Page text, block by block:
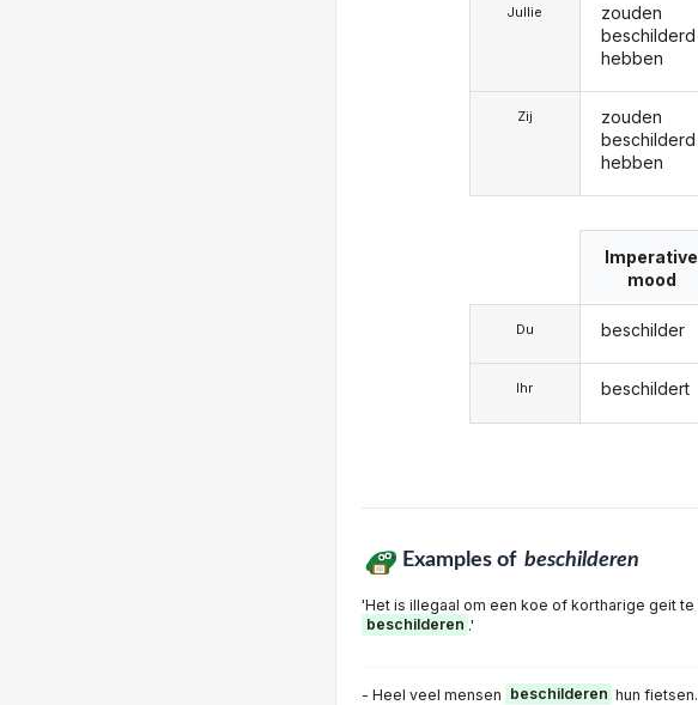
Jullie
Zij
zouden
beschilderd
hebben
zouden
beschilderd
hebben
Du
Ihr
Imperative
mood
beschilder
beschildert
Examples of beschilderen
'Het is illegaal om een koe of kortharige geit te
beschilderen .'
- Heel veel mensen beschilderen hun fietsen.